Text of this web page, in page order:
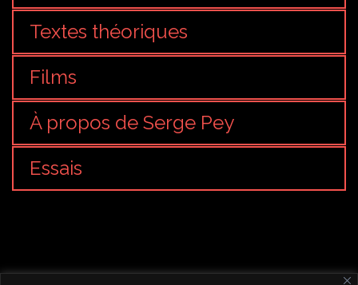
Textes théoriques
Films
À propos de Serge Pey
Essais